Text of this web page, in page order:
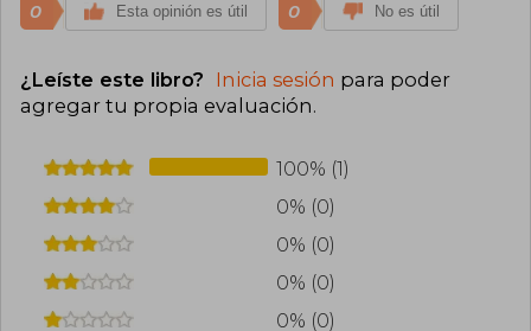
0 Esta opinión es útil 0 No es útil
¿Leíste este libro? Inicia sesión para poder
agregar tu propia evaluación.
100% (1)
0% (0)
0% (0)
0% (0)
0% (0)